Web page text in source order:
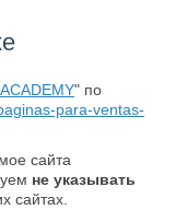
" по
para-ventas-
сайта
не указывать
сайтах.